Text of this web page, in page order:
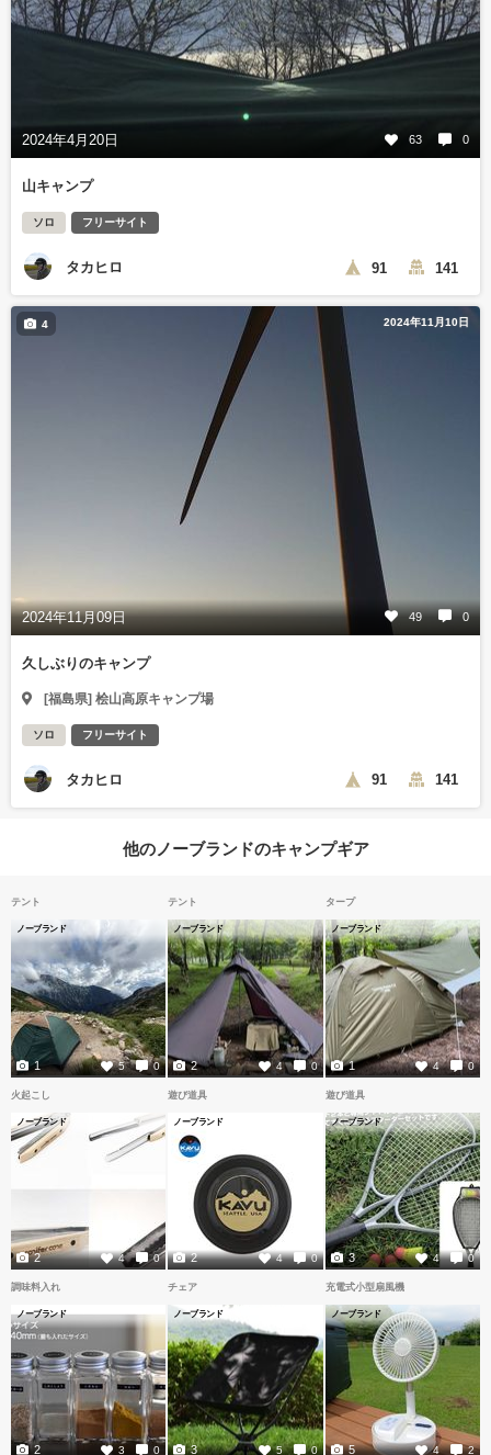
2024年4月20日 63 0
山キャンプ
ソロ フリーサイト
タカヒロ 91 141
2024年11月10日
2024年11月09日 49 0
4
久しぶりのキャンプ
[福島県] 桧山高原キャンプ場
ソロ フリーサイト
タカヒロ 91 141
他のノーブランドのキャンプギア
テント
ノーブランド
5 0
1
テント
ノーブランド
4 0
2
タープ
ノーブランド
4 0
1
火起こし
ノーブランド
4 0
2
遊び道具
ノーブランド
4 0
2
遊び道具
ノーブランド
4 0
3
調味料入れ
ノーブランド
3 0
2
チェア
ノーブランド
5 0
3
充電式小型扇風機
ノーブランド
4 2
5